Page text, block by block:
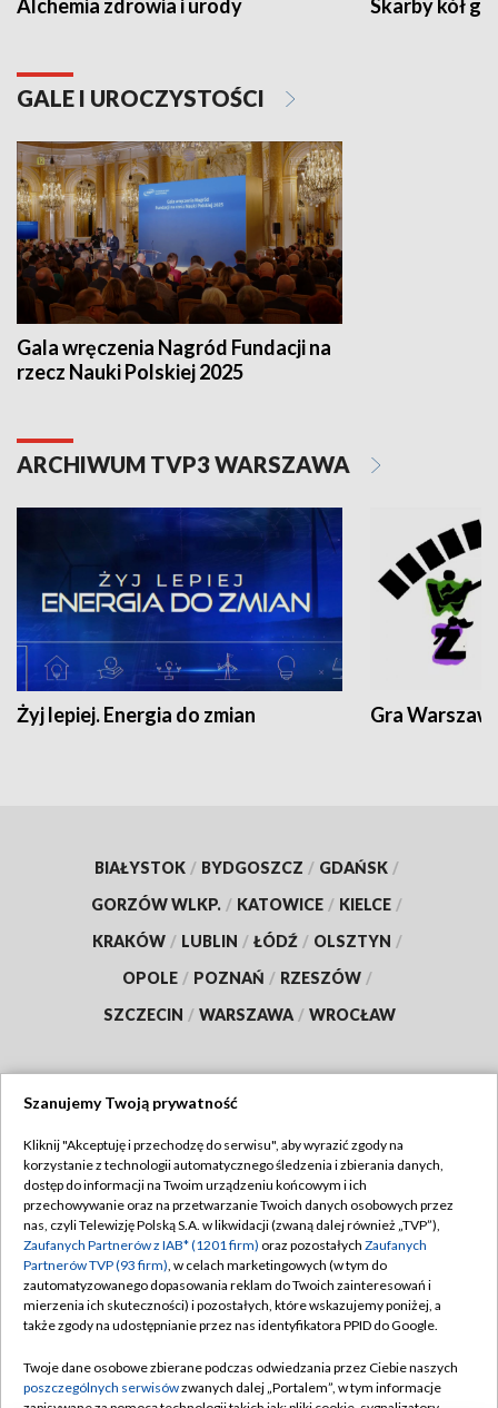
Alchemia zdrowia i urody Skarby kół
GALE I UROCZYSTOŚCI
Gala wręczenia Nagród Fundacji na
rzecz Nauki Polskiej 2025
ARCHIWUM TVP3 WARSZAWA
Żyj lepiej. Energia do zmian Gra
BIAŁYSTOK / BYDGOSZCZ / GDAŃSK /
GORZÓW WLKP. / KATOWICE / KIELCE /
KRAKÓW / LUBLIN / ŁÓDŹ / OLSZTYN /
OPOLE / POZNAŃ / RZESZÓW /
SZCZECIN / WARSZAWA / WROCŁAW
TVP
Abonament TVP
Emisja w TVP
Centrum informacji TVP
Naziemna Telewizja Cyfrowa
Rada Programowa
Regulamin TVP
Polityka prywatności
Moje zgody
Pomoc
Kontakt
Szanujemy Twoją prywatność
Kliknij "Akceptuję i przechodzę do serwisu", aby wyrazić zgody na
korzystanie z technologii automatycznego śledzenia i zbierania danych,
dostęp do informacji na Twoim urządzeniu końcowym i ich
przechowywanie oraz na przetwarzanie Twoich danych osobowych przez
nas, czyli Telewizję Polską S.A. w likwidacji (zwaną dalej również „TVP”),
Zaufanych Partnerów z IAB* (1201 firm) oraz pozostałych Zaufanych
Partnerów TVP (93 firm), w celach marketingowych (w tym do
zautomatyzowanego dopasowania reklam do Twoich zainteresowań i
mierzenia ich skuteczności) i pozostałych, które wskazujemy poniżej, a
także zgody na udostępnianie przez nas identyfikatora PPID do Google.
Twoje dane osobowe zbierane podczas odwiedzania przez Ciebie naszych
poszczególnych serwisówzwanych dalej „Portalem”, w tym informacje